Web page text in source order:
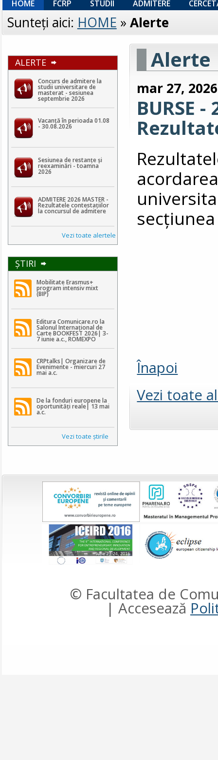
HOME FCRP STUDII ADMITERE
Sunteţi aici: HOME » Alerte
ALERTE
Concurs de admitere la
studii universitare de
masterat - sesiunea
septembrie 2026
Vacanță în perioada 01.08
- 30.08.2026
Sesiunea de restanțe și
reexaminări - toamna
2026
ADMITERE 2026 MASTER -
Rezultatele contestaţiilor
la concursul de admitere
Vezi toate alertele
ŞTIRI
Mobilitate Erasmus+
program intensiv mixt
(BIP)
Editura Comunicare.ro la
Salonul Internațional de
Carte BOOKFEST 2026| 3-
7 iunie a.c., ROMEXPO
CRPtalks| Organizare de
Evenimente - miercuri 27
mai a.c.
De la fonduri europene la
oportunități reale| 13 mai
a.c.
Vezi toate ştirile
Alerte
mar 27, 2026
BURSE
Înapoi
Vezi toate
© Facultatea de
| Accesează